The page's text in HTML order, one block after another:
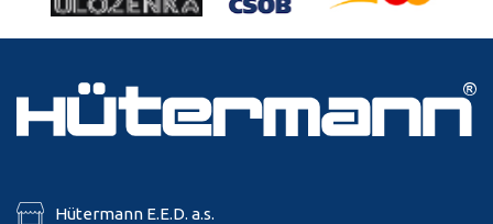
Hütermann E.E.D. a.s.